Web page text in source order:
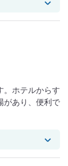
。ホテルからす
があり、便利で
レビューへのホ